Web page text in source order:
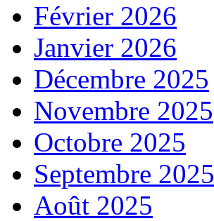
Février 2026
Janvier 2026
Décembre 2025
Novembre 2025
Octobre 2025
Septembre 2025
Août 2025